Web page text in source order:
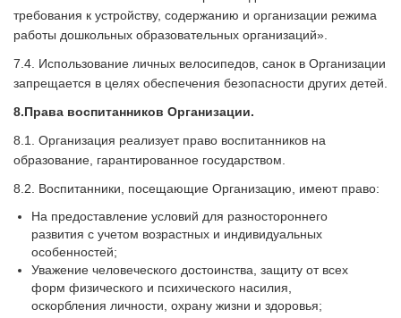
требования к устройству, содержанию и организации режима
работы дошкольных образовательных организаций».
7.4. Использование личных велосипедов, санок в Организации
запрещается в целях обеспечения безопасности других детей.
8.Права воспитанников Организации.
8.1. Организация реализует право воспитанников на
образование, гарантированное государством.
8.2. Воспитанники, посещающие Организацию, имеют право:
На предоставление условий для разностороннего
развития с учетом возрастных и индивидуальных
особенностей;
Уважение человеческого достоинства, защиту от всех
форм физического и психического насилия,
оскорбления личности, охрану жизни и здоровья;